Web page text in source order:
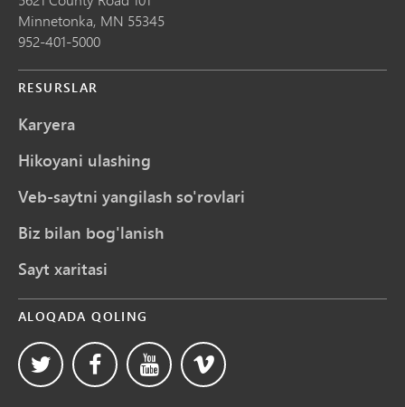
Minnetonka, MN 55345
952-401-5000
RESURSLAR
Karyera
Hikoyani ulashing
Veb-saytni yangilash so'rovlari
Biz bilan bog'lanish
Sayt xaritasi
ALOQADA QOLING